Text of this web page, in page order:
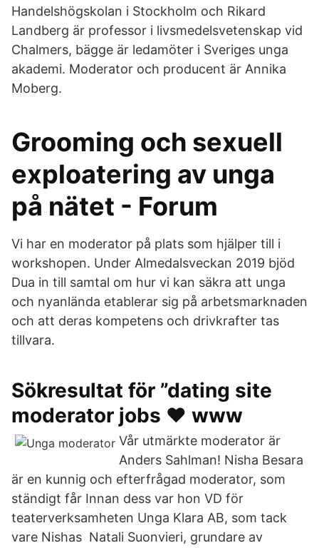
Handelshögskolan i Stockholm och Rikard
Landberg är professor i livsmedelsvetenskap vid
Chalmers, bägge är ledamöter i Sveriges unga
akademi. Moderator och producent är Annika
Moberg.
Grooming och sexuell
exploatering av unga
på nätet - Forum
Vi har en moderator på plats som hjälper till i
workshopen. Under Almedalsveckan 2019 bjöd
Dua in till samtal om hur vi kan säkra att unga
och nyanlända etablerar sig på arbetsmarknaden
och att deras kompetens och drivkrafter tas
tillvara.
Sökresultat för ”dating site
moderator jobs ❤️️ www
Vår utmärkte moderator är
Anders Sahlman! Nisha Besara
är en kunnig och efterfrågad moderator, som
ständigt får Innan dess var hon VD för
teaterverksamheten Unga Klara AB, som tack
vare Nishas Natali Suonvieri, grundare av